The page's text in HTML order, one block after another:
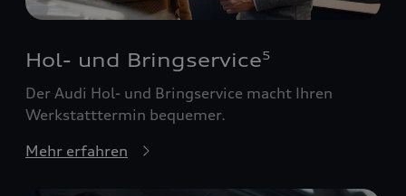
Hol- und Bringservice5
Der Audi Hol- und Bringservice macht Ihren
Werkstatttermin bequemer.
Mehr erfahren